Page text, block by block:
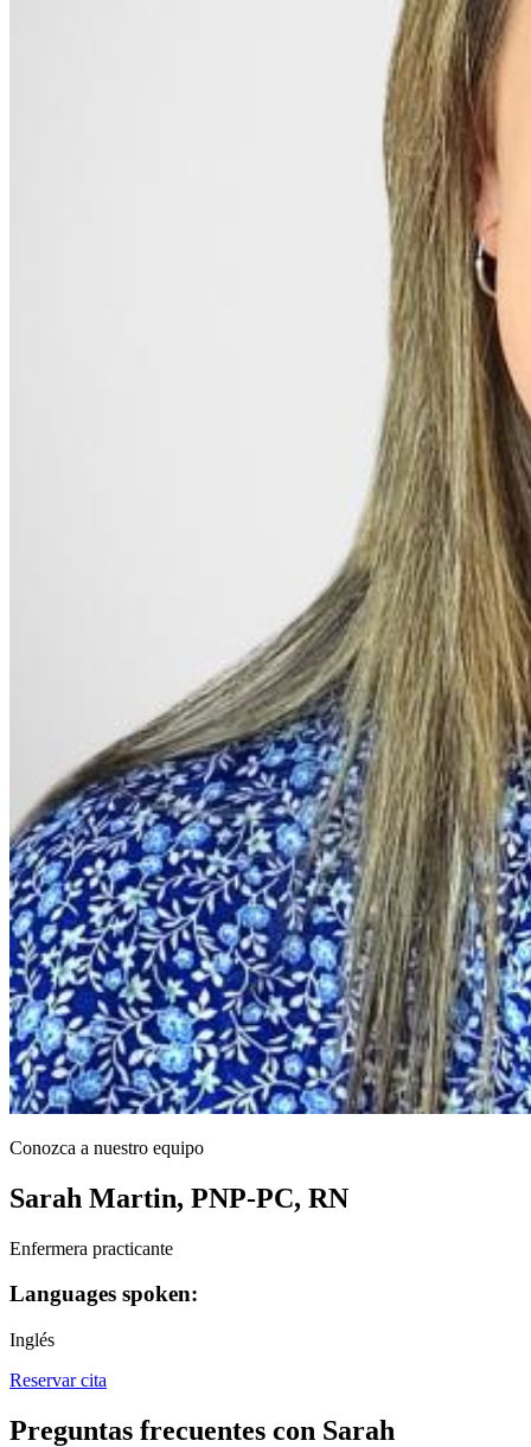
Conozca a nuestro equipo
Sarah Martin, PNP-PC, RN
Enfermera practicante
Languages spoken:
Inglés
Reservar cita
Preguntas frecuentes con Sarah